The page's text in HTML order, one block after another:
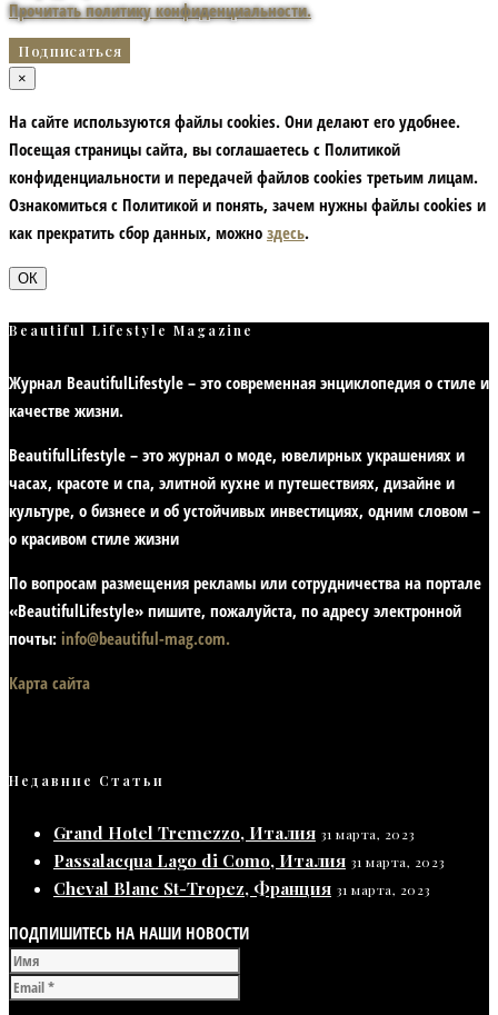
Прочитать политику конфиденциальности.
×
На сайте используются файлы cookies. Они делают его удобнее.
Посещая страницы сайта, вы соглашаетесь с Политикой
конфиденциальности и передачей файлов cookies третьим лицам.
Ознакомиться с Политикой и понять, зачем нужны файлы сookies и
как прекратить сбор данных, можно здесь.
ОК
Beautiful Lifestyle Magazine
Журнал BeautifulLifestyle – это современная энциклопедия о стиле и
качестве жизни.
BeautifulLifestyle – это журнал о моде, ювелирных украшениях и
часах, красоте и спа, элитной кухне и путешествиях, дизайне и
культуре, о бизнесе и об устойчивых инвестициях, одним словом –
о красивом стиле жизни
По вопросам размещения рекламы или сотрудничества на портале
«BeautifulLifestyle» пишите, пожалуйста, по адресу электронной
почты: info@beautiful-mag.com.
Карта сайта
Недавние Статьи
Grand Hotel Tremezzo, Италия 31 марта, 2023
Passalacqua Lago di Como, Италия 31 марта, 2023
Cheval Blanc St-Tropez, Франция 31 марта, 2023
ПОДПИШИТЕСЬ НА НАШИ НОВОСТИ